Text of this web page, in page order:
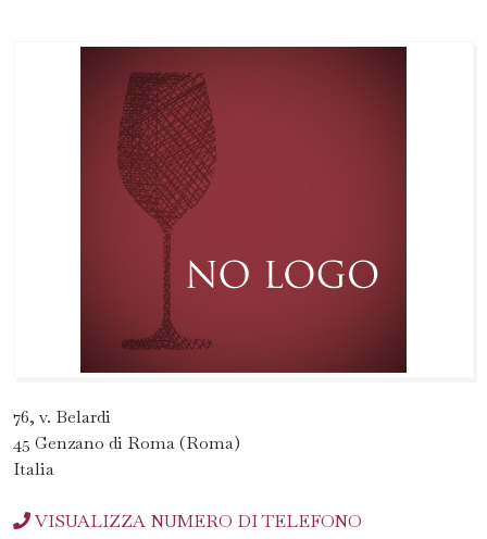
76, v. Belardi
45 Genzano di Roma (Roma)
Italia
VISUALIZZA NUMERO DI TELEFONO